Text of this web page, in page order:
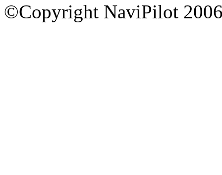
©Copyright NaviPilot